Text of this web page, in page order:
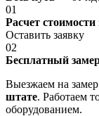
01
Расчет стоимости
Оставить заявку
02
Бесплатный
Выезжаем на замер
штате. Работаем
оборудованием.